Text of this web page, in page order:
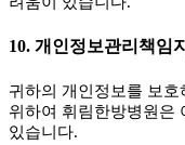
10. 개인정보관리책임
귀하의 개인정보를 보호
위하여 휘림한방병원은
있습니다.